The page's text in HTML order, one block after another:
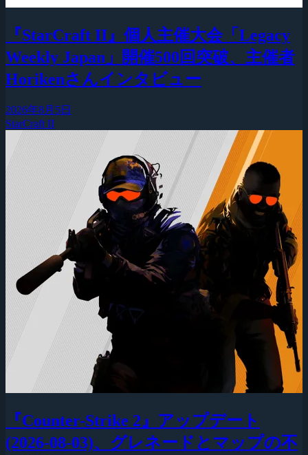
『StarCraft II』個人主催大会「Legacy
Weekly Japan」開催500回突破、主催者
Horikenさんインタビュー
2026年8月5日
StarCraft II
『Counter-Strike 2』アップデート
(2026-08-03)、グレネードとマップの不